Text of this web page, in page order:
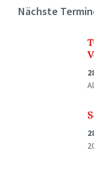
Nächste